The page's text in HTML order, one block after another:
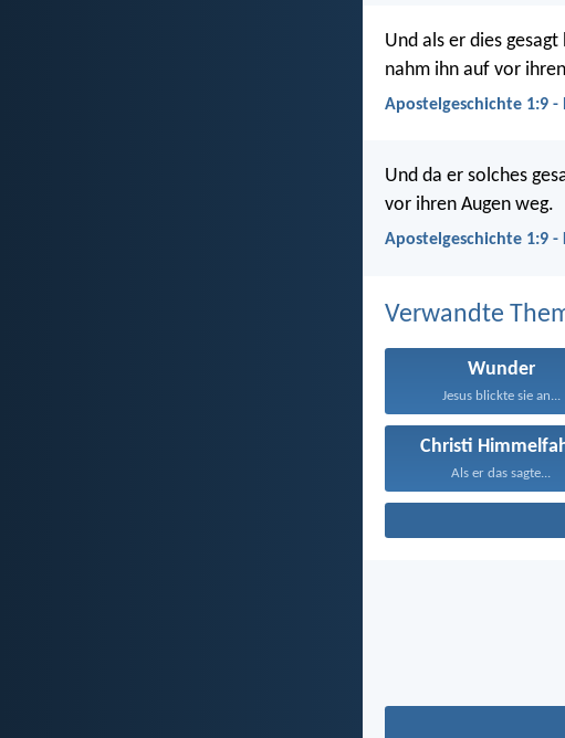
Und als er dies
nahm ihn auf vor
Apostelgeschichte 1:9 -
Und da er solches
vor ihren Augen weg.
Apostelgeschichte 1:9 -
Verwandte
Wunder
Jesus blickte sie an...
Christi
Als er das sagte...